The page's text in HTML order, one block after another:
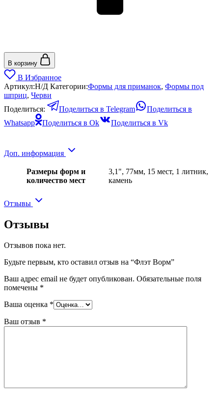
В корзину
В Избранное
Артикул:Н/Д Категории:Формы для приманок, Формы под
шприц, Черви
Поделиться:
Поделиться в Telegram
Поделиться в
Whatsapp
Поделиться в Ok Поделиться в Vk
Доп. информация
Размеры форм и
количество мест
3,1", 77мм, 15 мест, 1 литник,
камень
Отзывы
Отзывы
Отзывов пока нет.
Будьте первым, кто оставил отзыв на “Флэт Ворм”
Ваш адрес email не будет опубликован. Обязательные поля
помечены *
Ваша оценка *
Ваш отзыв *